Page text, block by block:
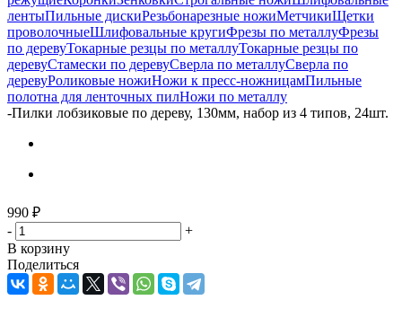
лентыПильные дискиРезьбонарезные ножиМетчикиЩетки
проволочныеШлифовальные кругиФрезы по металлуФрезы
по деревуТокарные резцы по металлуТокарные резцы по
деревуСтамески по деревуСверла по металлуСверла по
деревуРоликовые ножиНожи к пресс-ножницамПильные
полотна для ленточных пилНожи по металлу
-Пилки лобзиковые по дереву, 130мм, набор из 4 типов, 24шт.
990 ₽
-
+
В корзину
Поделиться